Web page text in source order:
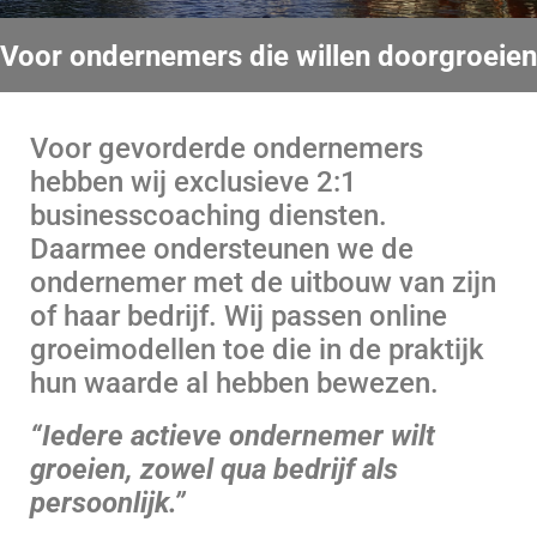
Voor ondernemers die willen doorgroeien
Voor gevorderde ondernemers
hebben wij exclusieve 2:1
businesscoaching diensten.
Daarmee ondersteunen we de
ondernemer met de uitbouw van zijn
of haar bedrijf. Wij passen online
groeimodellen toe die in de praktijk
hun waarde al hebben bewezen.
“Iedere actieve ondernemer wilt
groeien, zowel qua bedrijf als
persoonlijk.”